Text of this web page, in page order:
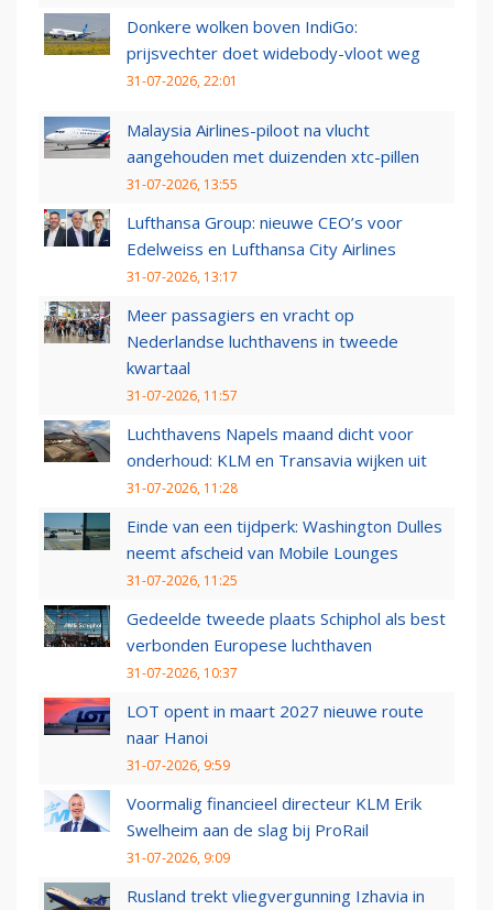
Donkere wolken boven IndiGo:
prijsvechter doet widebody-vloot weg
31-07-2026, 22:01
Malaysia Airlines-piloot na vlucht
aangehouden met duizenden xtc-pillen
31-07-2026, 13:55
Lufthansa Group: nieuwe CEO’s voor
Edelweiss en Lufthansa City Airlines
31-07-2026, 13:17
Meer passagiers en vracht op
Nederlandse luchthavens in tweede
kwartaal
31-07-2026, 11:57
Luchthavens Napels maand dicht voor
onderhoud: KLM en Transavia wijken uit
31-07-2026, 11:28
Einde van een tijdperk: Washington Dulles
neemt afscheid van Mobile Lounges
31-07-2026, 11:25
Gedeelde tweede plaats Schiphol als best
verbonden Europese luchthaven
31-07-2026, 10:37
LOT opent in maart 2027 nieuwe route
naar Hanoi
31-07-2026, 9:59
Voormalig financieel directeur KLM Erik
Swelheim aan de slag bij ProRail
31-07-2026, 9:09
Rusland trekt vliegvergunning Izhavia in